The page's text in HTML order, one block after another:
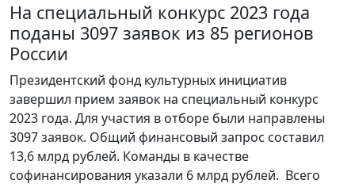
На специальный конкурс 2023 года
поданы 3097 заявок из 85 регионов
России
Президентский фонд культурных инициатив
завершил прием заявок на специальный конкурс
2023 года. Для участия в отборе были направлены
3097 заявок. Общий финансовый запрос составил
13,6 млрд рублей. Команды в качестве
софинансирования указали 6 млрд рублей. Всего